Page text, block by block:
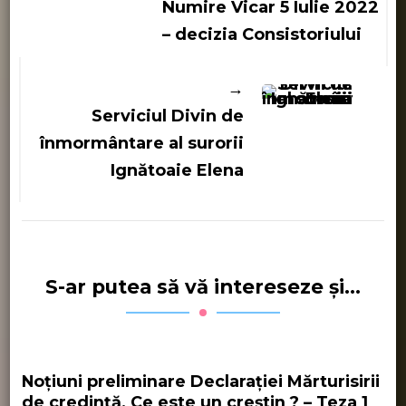
Numire Vicar 5 Iulie 2022
– decizia Consistoriului
Serviciul Divin de
înmormântare al surorii
Ignătoaie Elena
S-ar putea să vă intereseze și...
Noțiuni preliminare Declarației Mărturisirii
de credință. Ce este un creștin ? – Teza 1